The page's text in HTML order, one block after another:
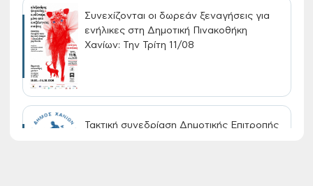
Συνεχίζονται οι δωρεάν ξεναγήσεις για
ενήλικες στη Δημοτική Πινακοθήκη
Χανίων: Την Τρίτη 11/08
Τακτική συνεδρίαση Δημοτικής Επιτροπής